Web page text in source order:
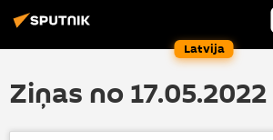
Latvija
Ziņas no 17.05.2022